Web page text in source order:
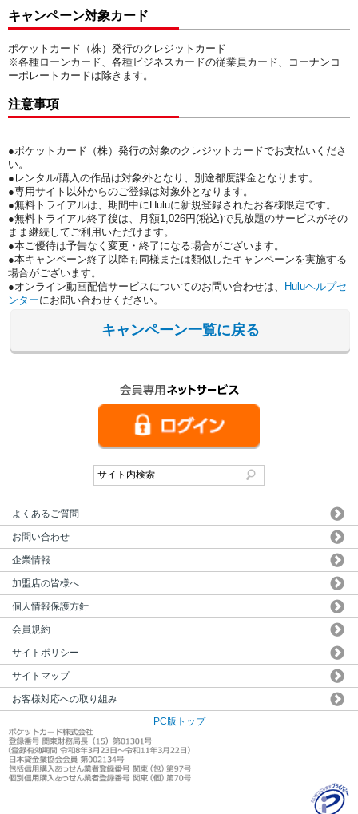
キャンペーン対象カード
ポケットカード（株）発行のクレジットカード
※各種ローンカード、各種ビジネスカードの従業員カード、コーナンコ
ーポレートカードは除きます。
注意事項
●ポケットカード（株）発行の対象のクレジットカードでお支払いくださ
い。
●レンタル/購入の作品は対象外となり、別途都度課金となります。
●専用サイト以外からのご登録は対象外となります。
●無料トライアルは、期間中にHuluに新規登録されたお客様限定です。
●無料トライアル終了後は、月額1,026円(税込)で見放題のサービスがその
まま継続してご利用いただけます。
●本ご優待は予告なく変更・終了になる場合がございます。
●本キャンペーン終了以降も同様または類似したキャンペーンを実施する
場合がございます。
●オンライン動画配信サービスについてのお問い合わせは、 Huluヘルプセ
ンターにお問い合わせください。
キャンペーン一覧に戻る
よくあるご質問
お問い合わせ
企業情報
加盟店の皆様へ
個人情報保護方針
会員規約
サイトポリシー
サイトマップ
お客様対応への取り組み
PC版トップ